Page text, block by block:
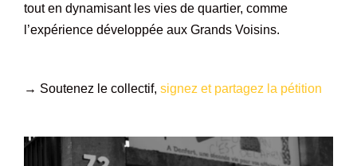
tout en dynamisant les vies de quartier, comme
l’expérience développée aux Grands Voisins.
→ Soutenez le collectif, signez et partagez la pétition